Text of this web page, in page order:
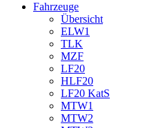
Fahrzeuge
Übersicht
ELW1
TLK
MZF
LF20
HLF20
LF20 KatS
MTW1
MTW2